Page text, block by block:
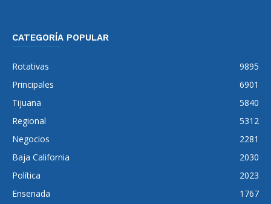
CATEGORÍA POPULAR
Rotativas
9895
Principales
6901
Tijuana
5840
Regional
5312
Negocios
2281
Baja California
2030
Política
2023
Ensenada
1767